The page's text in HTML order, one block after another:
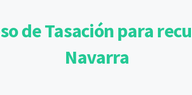
de Tasación para
Navarra